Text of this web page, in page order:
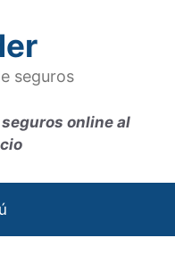
seguros
online al